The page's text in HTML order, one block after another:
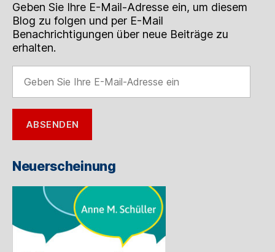
Geben Sie Ihre E-Mail-Adresse ein, um diesem
Blog zu folgen und per E-Mail
Benachrichtigungen über neue Beiträge zu
erhalten.
Sie
Ihre
E-
Mail-
Adresse
ABSENDEN
Neuerscheinung